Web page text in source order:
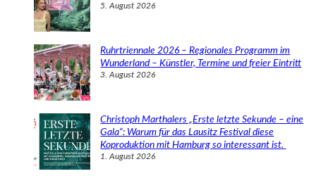
5. August 2026
Ruhrtriennale 2026 – Regionales Programm im
Wunderland – Künstler, Termine und freier Eintritt
3. August 2026
Christoph Marthalers „Erste letzte Sekunde – eine
Gala“: Warum für das Lausitz Festival diese
Koproduktion mit Hamburg so interessant ist.
1. August 2026